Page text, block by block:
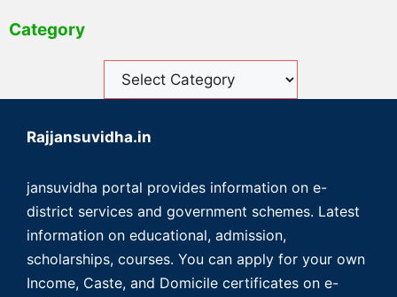
Category
Rajjansuvidha.in
jansuvidha portal provides information on e-
district services and government schemes. Latest
information on educational, admission,
scholarships, courses. You can apply for your own
Income, Caste, and Domicile certificates on e-